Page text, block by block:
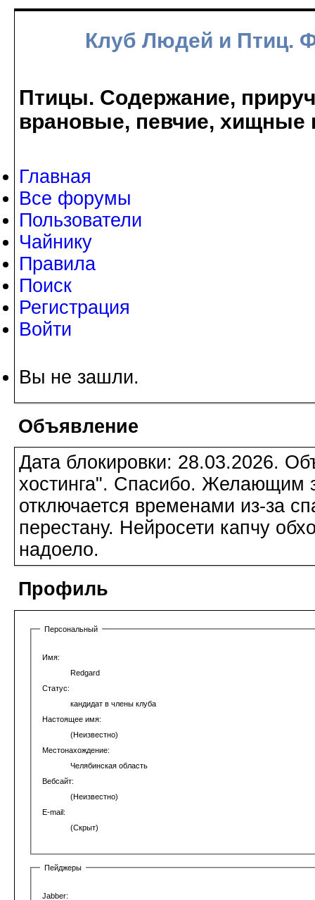
Клуб Людей и Птиц.
Птицы. Содержание,
врановые, певчие, хищные
Главная
Все форумы
Пользователи
Чайнику
Правила
Поиск
Регистрация
Войти
Вы не зашли.
Объявление
Дата блокировки: 28.03.2026.
хостинга". Спасибо. Желающим
отключается временами из-за
перестану. Нейросети капчу
надоело.
Профиль
Персональный
Имя:
Redgard
Статус:
кандидат в члены клуба
Настоящее имя:
(Неизвестно)
Местонахождение:
Челябинская область
Вебсайт:
(Неизвестно)
E-mail:
(Скрыт)
Пейджеры
Jabber: